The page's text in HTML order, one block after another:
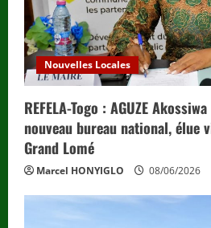
Nouvelles Locales
REFELA-Togo : AGUZE
nouveau bureau national, élue
Grand Lomé
Marcel HONYIGLO 08/06/2026